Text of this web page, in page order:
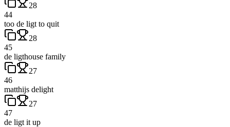
28
44
too de ligt to quit
28
45
de ligthouse family
27
46
matthijs delight
27
47
de ligt it up